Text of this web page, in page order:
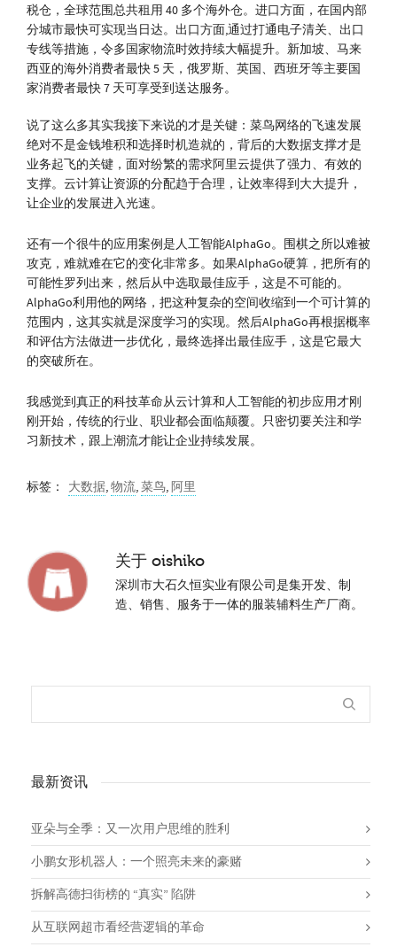
税仓，全球范围总共租用 40 多个海外仓。进口方面，在国内部
分城市最快可实现当日达。出口方面,通过打通电子清关、出口
专线等措施，令多国家物流时效持续大幅提升。新加坡、马来
西亚的海外消费者最快 5 天，俄罗斯、英国、西班牙等主要国
家消费者最快 7 天可享受到送达服务。
说了这么多其实我接下来说的才是关键：菜鸟网络的飞速发展
绝对不是金钱堆积和选择时机造就的，背后的大数据支撑才是
业务起飞的关键，面对纷繁的需求阿里云提供了强力、有效的
支撑。云计算让资源的分配趋于合理，让效率得到大大提升，
让企业的发展进入光速。
还有一个很牛的应用案例是人工智能AlphaGo。围棋之所以难被
攻克，难就难在它的变化非常多。如果AlphaGo硬算，把所有的
可能性罗列出来，然后从中选取最佳应手，这是不可能的。
AlphaGo利用他的网络，把这种复杂的空间收缩到一个可计算的
范围内，这其实就是深度学习的实现。然后AlphaGo再根据概率
和评估方法做进一步优化，最终选择出最佳应手，这是它最大
的突破所在。
我感觉到真正的科技革命从云计算和人工智能的初步应用才刚
刚开始，传统的行业、职业都会面临颠覆。只密切要关注和学
习新技术，跟上潮流才能让企业持续发展。
标签： 大数据,物流,菜鸟, 阿里
关于 oishiko
深圳市大石久恒实业有限公司是集开发、制
造、销售、服务于一体的服装辅料生产厂商。
最新资讯
亚朵与全季：又一次用户思维的胜利
小鹏女形机器人：一个照亮未来的豪赌
拆解高德扫街榜的 “真实” 陷阱
从互联网超市看经营逻辑的革命